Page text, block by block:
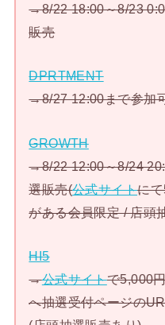
→8/22 18:00～8/23
販売
DPRTMENT
→8/27 12:00まで参加
GROWTH
→8/22 12:00～8/24
選販売(公式サイトに
がある会員限定 / 店頭
HI5
→公式サイトで5,000
へ抽選受付ページの